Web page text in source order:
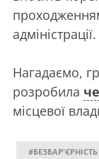
адміністрації.
Нагадаємо,
розробила
місцевої
#БЕЗБАР'ЄРНІСТЬ